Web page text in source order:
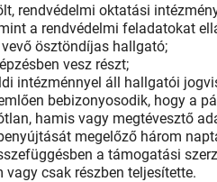
rendvédelmi oktatási
a rendvédelmi feladatokat
ösztöndíjas hallgató;
vesz részt;
intézménnyel áll hallgatói
bebizonyosodik, hogy a
hamis vagy megtévesztő
megelőző három
a támogatási
csak részben teljesítette.